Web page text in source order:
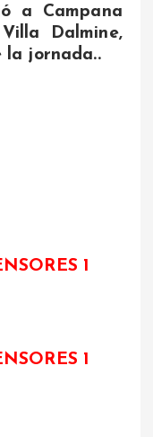
a Campana
Dalmine,
la jornada..
1
1